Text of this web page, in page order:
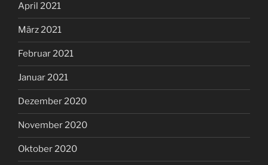
April 2021
März 2021
Februar 2021
Januar 2021
Dezember 2020
November 2020
Oktober 2020